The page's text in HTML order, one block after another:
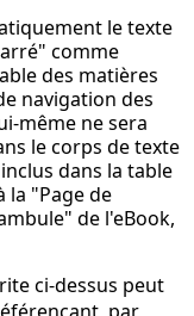
le texte
comme
des matières
navigation des
même ne sera
le corps de texte
dans la table
la "Page de
de l'eBook,
ci-dessus peut